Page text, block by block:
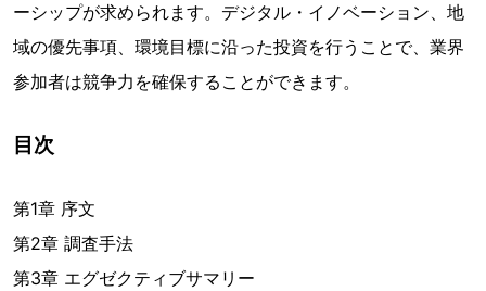
ーシップが求められます。デジタル・イノベーション、地
域の優先事項、環境目標に沿った投資を行うことで、業界
参加者は競争力を確保することができます。
目次
第1章 序文
第2章 調査手法
第3章 エグゼクティブサマリー